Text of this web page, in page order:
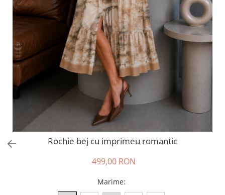
Tricouri si topuri
Rochii de eveniment
Rochie bej cu imprimeu romantic
499,00 RON
Marime: